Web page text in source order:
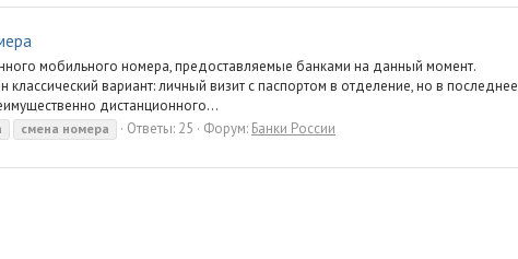
мобильного номера, предоставляемые банками на данный момент.
вариант: личный визит с паспортом в отделение, но в последнее
дистанционного...
смена номера Ответы: 25 Форум: Банки России